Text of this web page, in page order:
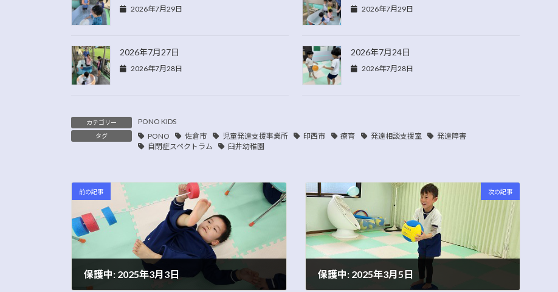
2026年7月29日 2026年7月29日
2026年7月27日
2026年7月28日
2026年7月24日
2026年7月28日
カテゴリー PONO KIDS
タグ PONO 佐倉市 児童発達支援事業所 印西市 療育 発達相談支援室
発達障害
自閉症スペクトラム
臼井幼稚園
前の記事
保護中: 2025年3月3日
次の記事
保護中: 2025年3月5日